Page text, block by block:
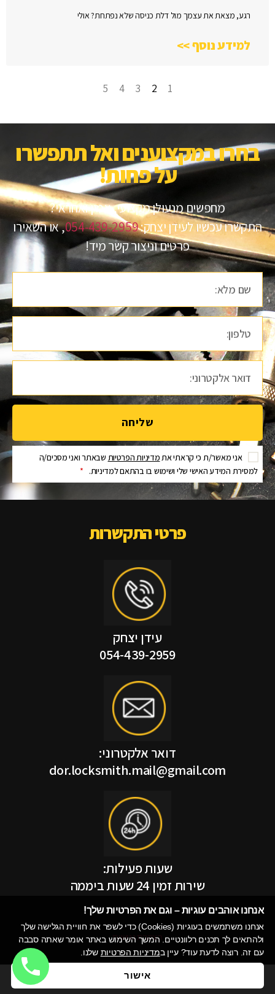
רגע, מצאת את עצמך מול דלת כניסה שלא נפתחת? אולי
למידע נוסף >>
1
2
3
4
5
בחרו במקצוענים ואל תתפשרו
על פחות!​
מחפשים מנעולן מקצועי, אמין ואחראי?
התקשרו עכשיו לעידן יצחק:054-439-2959, או השאירו
פרטים וניצור קשר מיד!
שליחה
אני מאשר/ת כי קראתי את מדיניות הפרטיות שבאתר ואני מסכים/ה
למסירת המידע האישי שלי ושימוש בו בהתאם למדיניות.
*
פרטי התקשרות
עידן יצחק
054-439-2959
דואר אלקטרוני:
dor.locksmith.mail@gmail.com
שעות פעילות:
שירות זמין 24 שעות ביממה
הצהרת נגישות
אנחנו אוהבים עוגיות – וגם את הפרטיות שלך!​
אנחנו משתמשים בעוגיות (Cookies) כדי לשפר את חוויית הגלישה שלך
ולהתאים לך תכנים רלוונטיים. המשך השימוש באתר אומר שאתה סבבה
עם זה. רוצה לדעת עוד? עיין במדיניות הפרטיות שלנו.
אישור
מדיניות פרטיות